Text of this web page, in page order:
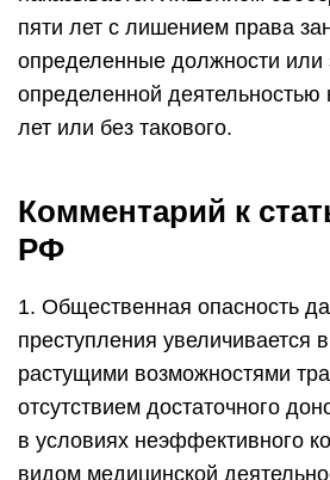
пяти лет с лишением права
определенные должности или
определенной деятельностью
лет или без такового.
Комментарий к
РФ
1. Общественная опасность
преступления увеличивается
растущими возможностями
отсутствием достаточного
в условиях неэффективного
видом медицинской